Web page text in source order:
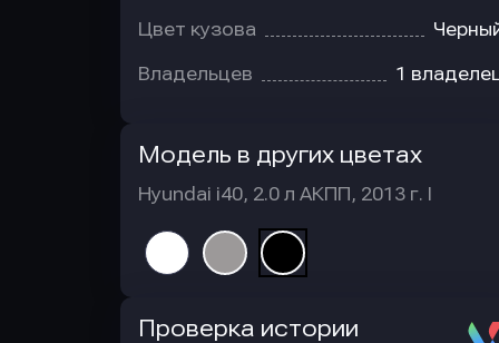
Цвет кузова
Владельцев 1
Модель в других цветах
Hyundai i40, 2.0 л АКПП, 2013 г. I
Проверка истории